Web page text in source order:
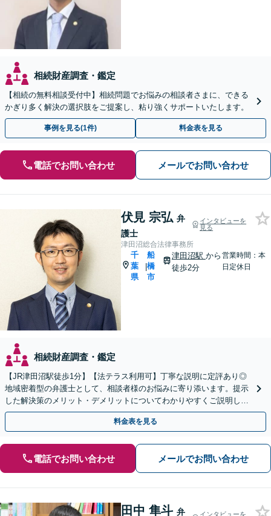
相続財産調査・鑑定
【相続の無料相談受付中】相続問題でお悩みの相談者さまに、できる
かぎり多く解決の選択肢をご提案し、粘り強くサポートいたします。
事例を見る(1件) 料金表を見る
電話でお問い合わせ メールでお問い合わせ
伏見 宗弘 弁
護士
インタビューを
見る
津田沼総合法律事務所
千
葉
県
|
船
橋
市
津田沼駅 から
徒歩2分
営業時間：本
日定休日
相続財産調査・鑑定
【JR津田沼駅徒歩1分】【法テラス利用可】丁寧な説明に定評あり◎
地域密着型の弁護士として、相談者様のお悩みに寄り添います。提示
した解決策のメリット・デメリットについてわかりやすくご説明しま
す【初回相談無料 】【プライバシーへの配慮も安心】
料金表を見る
電話でお問い合わせ メールでお問い合わせ
田中 隼斗 弁
インタビューを